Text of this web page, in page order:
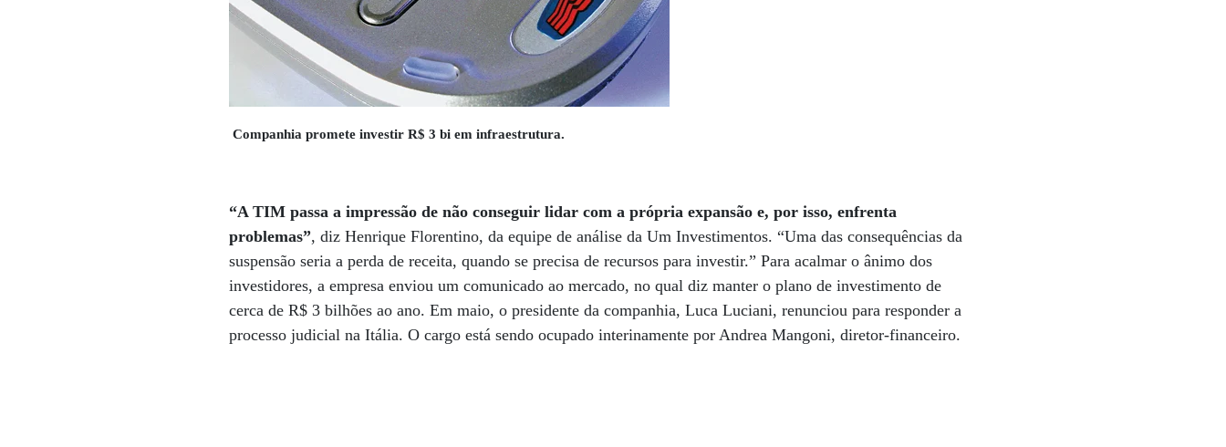
Companhia promete investir R$ 3 bi em infraestrutura.
“A TIM passa a impressão de não conseguir lidar com a própria expansão e, por isso, enfrenta
problemas”, diz Henrique Florentino, da equipe de análise da Um Investimentos. “Uma das consequências da
suspensão seria a perda de receita, quando se precisa de recursos para investir.” Para acalmar o ânimo dos
investidores, a empresa enviou um comunicado ao mercado, no qual diz manter o plano de investimento de
cerca de R$ 3 bilhões ao ano. Em maio, o presidente da companhia, Luca Luciani, renunciou para responder a
processo judicial na Itália. O cargo está sendo ocupado interinamente por Andrea Mangoni, diretor-financeiro.